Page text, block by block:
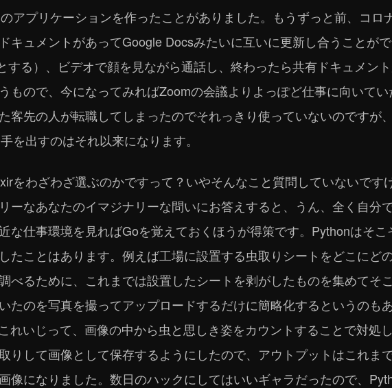
アプリケーションを作ったことがありました。もうずっと前、コロ
キュメントがあってGoogle Docsみたいに互いに更新し合うことが
する）、ビデオで顔を見ながら通話し、終わったら共有ドキュメン
もので、今になってみればZoomの会議よりよっぽど仕事に向いてい
客先の人が転職してしまったのでそれっきり使っていないのですが
を出すのはそれ以来になります。
をわざわざ選ぶのかですって？いやそんなこと質問していないです
ーなあなたのイマジナリーな問いにお答えすると、うん、全く自分
な仕事環境を見ればGoを覚えておくほうが得策です。Pythonはそこ
たことはあります。例えば工場に設置する虫取りシートをどこにど
べるために、これまでは設置したシートを剥がしたものを集めてそ
たのを写真を撮ってアップロードするだけに簡略化するというのも
れいじって、画像の中から虫と思しき姿をカウントすることで対処
りして画像として保存するようにしたので、アウトプットはこれま
像になりました。数日のハックにしてはいいギャラだったので、